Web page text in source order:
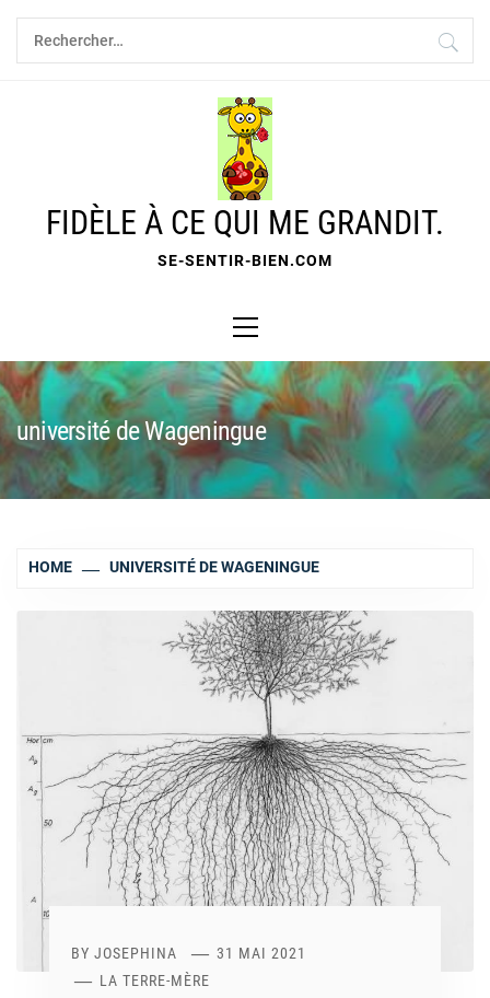
Skip
content
Rechercher :
FIDÈLE À CE QUI ME GRANDIT.
SE-SENTIR-BIEN.COM
Menu
université de Wageningue
HOME UNIVERSITÉ DE WAGENINGUE
BY JOSEPHINA
31 MAI 2021
LA TERRE-MÈRE